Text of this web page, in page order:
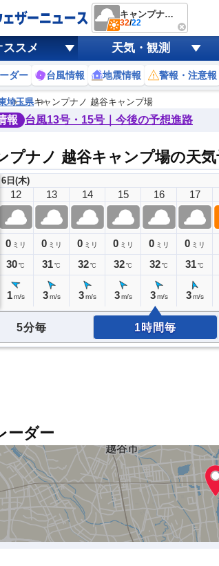
キャンプナノ 越谷キャンプ場
32/22
ススメ 天気・観測
ダー 台風情報 地震情報 警報・注意報
埼玉県キャンプナノ 越谷キャンプ場
報 台風13号・15号｜今後の予想進路
プナノ 越谷キャンプ場の天気
6日(木)
12
0 ミリ
30℃
1 m/s
13
0 ミリ
31℃
3 m/s
14
0 ミリ
32℃
3 m/s
15
0 ミリ
32℃
3 m/s
16
0 ミリ
32℃
3 m/s
17
0 ミリ
31℃
3 m/s
5分毎 1時間毎
ーダー